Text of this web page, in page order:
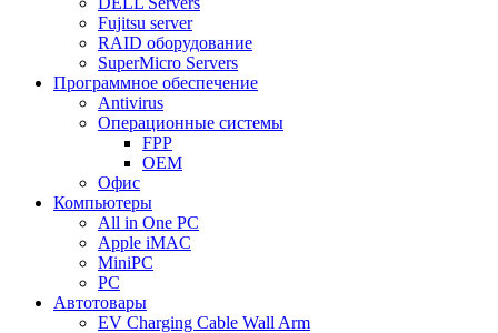
Fujitsu server
RAID оборудование
SuperMicro Servers
Программное обеспечение
Antivirus
Операционные системы
FPP
OEM
Офис
Компьютеры
All in One PC
Apple iMAC
MiniPC
PC
Автотовары
EV Charging Cable Wall Arm